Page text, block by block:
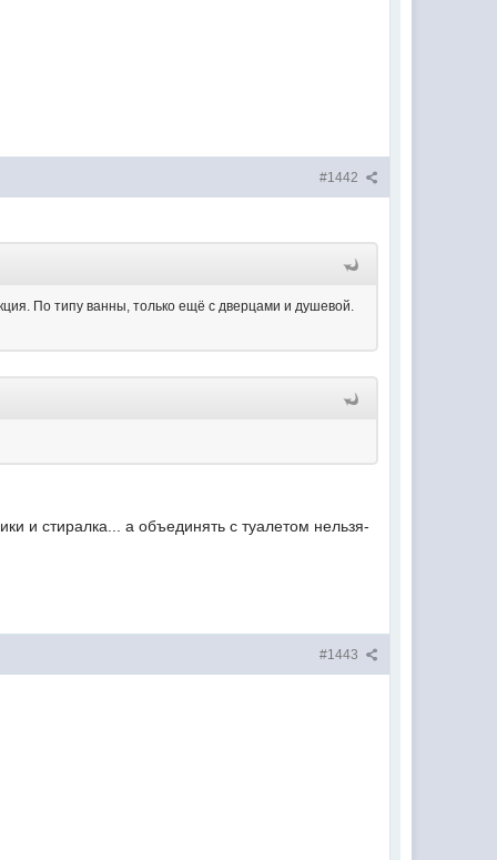
#1442
По типу ванны, только ещё с дверцами и душевой.
и стиралка... а объединять с туалетом нельзя-
#1443